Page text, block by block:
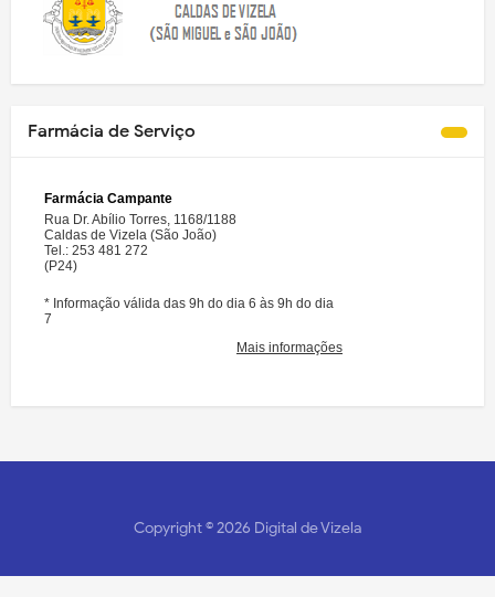
Farmácia de Serviço
Copyright ©2026 Digital de Vizela